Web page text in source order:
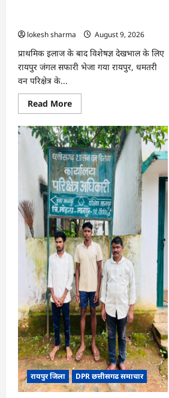
मिला
प्रमाण
पत्र
lokesh sharma
August 9, 2026
प्राथमिक इलाज के बाद विशेषज्ञ देखभाल के लिए
रायपुर जंगल सफारी भेजा गया रायपुर, धमतरी
वन परिक्षेत्र के...
Read MoreRead
more
CG
:
गंगरेल
के
जंगलों
से
गहरे
जख्मों
के
साथ
रेस्क्यू
हुआ
अजगर…
रायपुर जिला DPR छत्तीसगढ समाचार